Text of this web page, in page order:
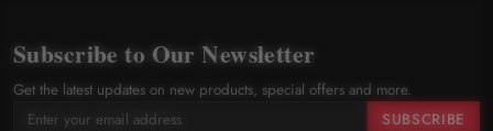
Subscribe to Our Newsletter
Get the latest updates on new products, special offers and more.
SUBSCRIBE